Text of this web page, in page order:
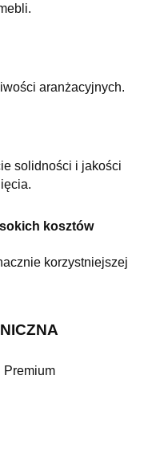
aranżacyjnych.
solidności i jakości
kosztów
korzystniejszej
Premium